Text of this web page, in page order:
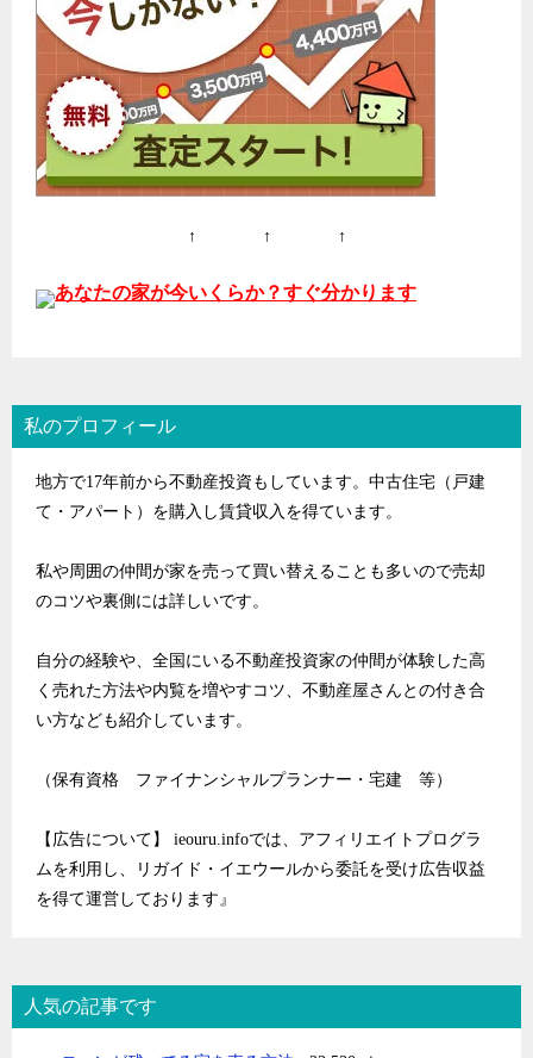
↑ ↑ ↑
あなたの家が今いくらか？すぐ分かります
私のプロフィール
地方で17年前から不動産投資もしています。中古住宅（戸建
て・アパート）を購入し賃貸収入を得ています。
私や周囲の仲間が家を売って買い替えることも多いので売却
のコツや裏側には詳しいです。
自分の経験や、全国にいる不動産投資家の仲間が体験した高
く売れた方法や内覧を増やすコツ、不動産屋さんとの付き合
い方なども紹介しています。
（保有資格 ファイナンシャルプランナー・宅建 等）
【広告について】 ieouru.infoでは、アフィリエイトプログラ
ムを利用し、リガイド・イエウールから委託を受け広告収益
を得て運営しております』
人気の記事です